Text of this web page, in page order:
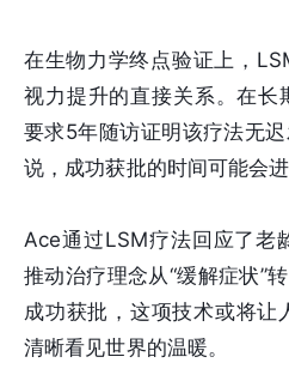
在生物力学终点验证上，
视力提升的直接关系。在长
要求5年随访证明该疗法无
说，成功获批的时间可能会进
Ace通过LSM疗法回应了老
推动治疗理念从“缓解症状”
成功获批，这项技术或将让
清晰看见世界的温暖。